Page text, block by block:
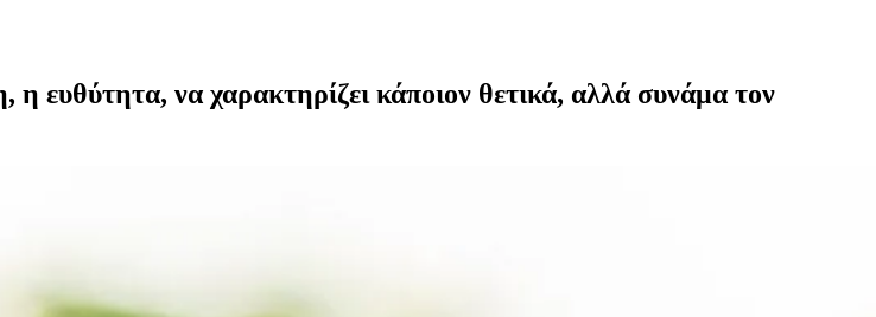
ευθύτητα, να χαρακτηρίζει κάποιον θετικά, αλλά συνάμα τον